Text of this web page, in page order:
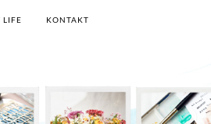
LIFE KONTAKT